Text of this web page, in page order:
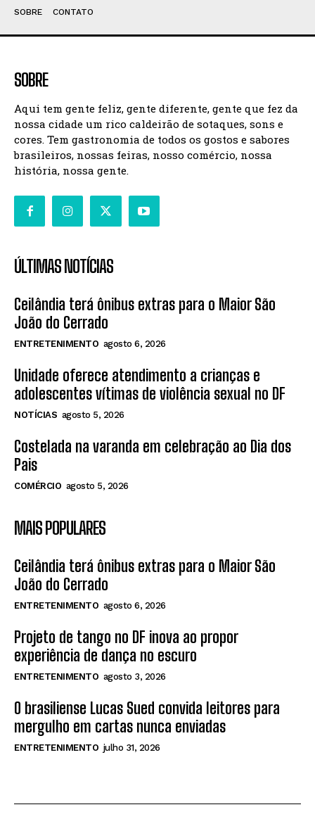
SOBRE CONTATO
SOBRE
Aqui tem gente feliz, gente diferente, gente que fez da
nossa cidade um rico caldeirão de sotaques, sons e
cores. Tem gastronomia de todos os gostos e sabores
brasileiros, nossas feiras, nosso comércio, nossa
história, nossa gente.
ÚLTIMAS NOTÍCIAS
Ceilândia terá ônibus extras para o Maior São
João do Cerrado
ENTRETENIMENTO agosto 6, 2026
Unidade oferece atendimento a crianças e
adolescentes vítimas de violência sexual no DF
NOTÍCIAS agosto 5, 2026
Costelada na varanda em celebração ao Dia dos
Pais
COMÉRCIO agosto 5, 2026
MAIS POPULARES
Ceilândia terá ônibus extras para o Maior São
João do Cerrado
ENTRETENIMENTO agosto 6, 2026
Projeto de tango no DF inova ao propor
experiência de dança no escuro
ENTRETENIMENTO agosto 3, 2026
O brasiliense Lucas Sued convida leitores para
mergulho em cartas nunca enviadas
ENTRETENIMENTO julho 31, 2026